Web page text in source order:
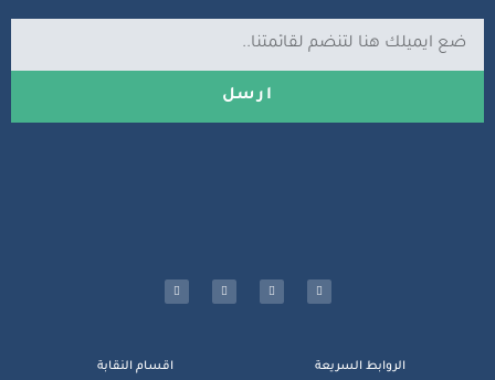
ارسل
الروابط السريعة اقسام النقابة